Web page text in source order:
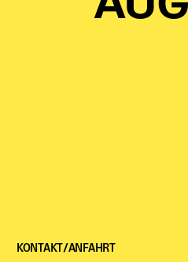
KONTAKT/ANFAHRT